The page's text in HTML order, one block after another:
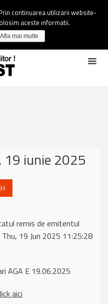
19 iunie 2025
remis de emitentul
Thu, 19 Jun 2025 11:25:28
AGA E 19.06.2025
aici
continuarea utilizarii website-
aceste informatii.
Afla mai multe